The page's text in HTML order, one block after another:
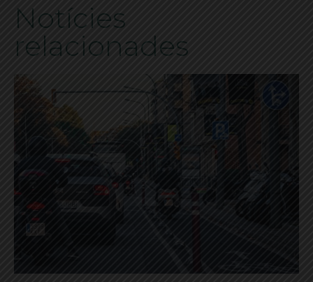
Notícies
relacionades